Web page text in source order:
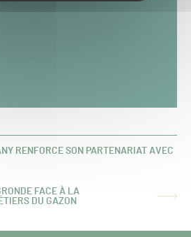
RENFORCE SON PARTENARIAT AVEC
FACE À LA
DU GAZON